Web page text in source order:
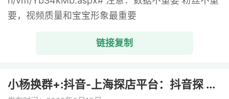
要，视频质量和宝宝形象最重要
链接复制
小杨换群+:抖音-上海探店平台：抖音探 ...